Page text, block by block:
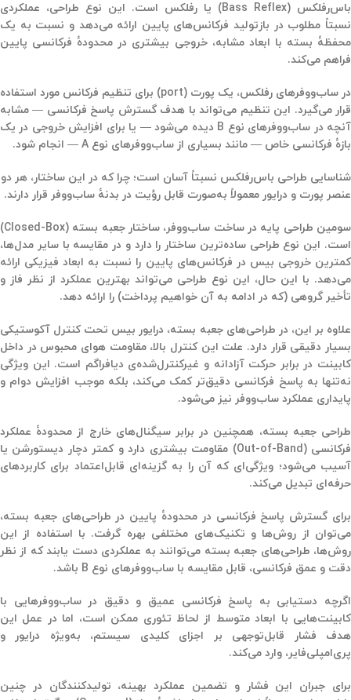
باس‌رفلکس (Bass Reflex)
یا رفلکس است. این نوع طراحی، عملکردی
نسبتاً مطلوب در بازتولید فرکانس‌های پایین ارائه می‌دهد و نسبت به یک
محفظهٔ بسته با ابعاد مشابه، خروجی بیشتری در محدودهٔ فرکانسی پایین
فراهم می‌کند.
در ساب‌ووفرهای رفلکس، یک پورت (port) برای تنظیم فرکانس مورد استفاده
قرار می‌گیرد. این تنظیم می‌تواند با هدف گسترش پاسخ فرکانسی — مشابه
آنچه در ساب‌ووفرهای نوع B دیده می‌شود — یا برای افزایش خروجی در یک
بازهٔ فرکانسی خاص — مانند بسیاری از ساب‌ووفرهای نوع A — انجام شود.
شناسایی طراحی باس‌رفلکس نسبتاً آسان است؛ چرا که در این ساختار، هر دو
عنصر پورت و درایور معمولاً به‌صورت قابل رؤیت در بدنهٔ ساب‌ووفر قرار دارند.
سومین طراحی پایه در ساخت ساب‌ووفر، ساختار جعبه بسته (Closed-Box)
است. این نوع طراحی ساده‌ترین ساختار را دارد و در مقایسه با سایر مدل‌ها،
کمترین خروجی بیس در فرکانس‌های پایین را نسبت به ابعاد فیزیکی ارائه
می‌دهد. با این حال، این نوع طراحی می‌تواند بهترین عملکرد از نظر فاز و
تأخیر گروهی (که در ادامه به آن خواهیم پرداخت) را ارائه دهد.
علاوه بر این، در طراحی‌هایجعبه بسته، درایور بیس تحت کنترل آکوستیکی
بسیار دقیقی قرار دارد. علت این کنترل بالا، مقاومت هوای محبوس در داخل
کابینت در برابر حرکت آزادانه و غیرکنترل‌شده‌ی دیافراگم است. این ویژگی
نه‌تنها به پاسخ فرکانسی دقیق‌تر کمک می‌کند، بلکه موجب افزایش دوام و
پایداری عملکرد ساب‌ووفر نیز می‌شود.
طراحی جعبه بسته، همچنین در برابر سیگنال‌های خارج از محدودهٔ عملکرد
فرکانسی (Out-of-Band) مقاومت بیشتری دارد و کمتر دچار دیستورشن یا
آسیب می‌شود؛ ویژگی‌ای که آن را به گزینه‌ای قابل‌اعتماد برای کاربردهای
حرفه‌ای تبدیل می‌کند.
برای گسترش پاسخ فرکانسی در محدودهٔ پایین در طراحی‌هایجعبه بسته،
می‌توان از روش‌ها و تکنیک‌های مختلفی بهره گرفت. با استفاده از این
روش‌ها، طراحی‌های جعبه بسته می‌توانند به عملکردی دست یابند که از نظر
دقت و عمق فرکانسی، قابل مقایسه با ساب‌ووفرهای نوع B باشد.
اگرچه دستیابی به پاسخ فرکانسی عمیق و دقیق در ساب‌ووفرهایی با
کابینت‌هایی با ابعاد متوسط از لحاظ تئوری ممکن است، اما در عمل این
هدف فشار قابل‌توجهی بر اجزای کلیدی سیستم، به‌ویژه درایور و
پری‌امپلی‌فایر، وارد می‌کند.
برای جبران این فشار و تضمین عملکرد بهینه، تولیدکنندگان در چنین